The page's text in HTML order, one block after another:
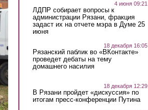
4 июня 09:21
ЛДПР собирает вопросы к
администрации Рязани, фракция
задаст их на отчете мэра в Думе 25
июня
18 декабря 16:05
Рязанский паблик во «ВКонтакте»
проведет дебаты на тему
домашнего насилия
18 декабря 12:29
В Рязани пройдет «дискуссия» по
итогам пресс-конференции Путина